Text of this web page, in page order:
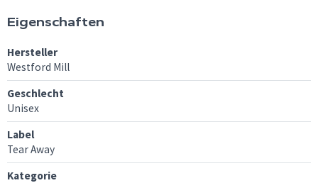
Eigenschaften
Hersteller
Westford Mill
Geschlecht
Unisex
Label
Tear Away
Kategorie